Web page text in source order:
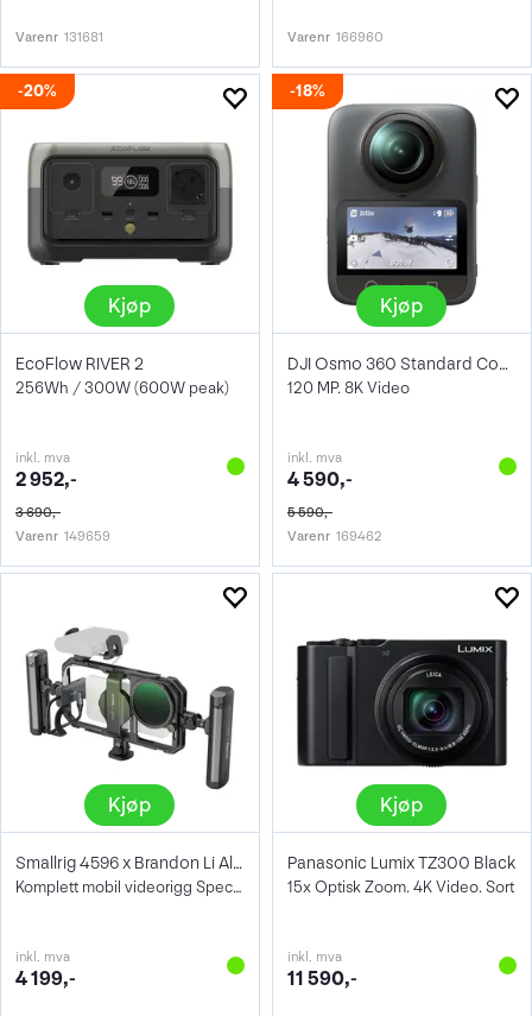
Varenr 131681 Varenr 166960
20%
Kjøp
EcoFlow RIVER 2
256Wh / 300W (600W peak)
inkl. mva
2 952,-
3 690,-
Varenr 149659
18%
Kjøp
DJI Osmo 360 Standard Combo
120 MP. 8K Video
inkl. mva
4 590,-
5 590,-
Varenr 169462
Kjøp
Smallrig 4596 x Brandon Li All-In-One
Komplett mobil videorigg Special Edition
inkl. mva
4 199,-
Kjøp
Panasonic Lumix TZ300 Black
15x Optisk Zoom. 4K Video. Sort
inkl. mva
11 590,-